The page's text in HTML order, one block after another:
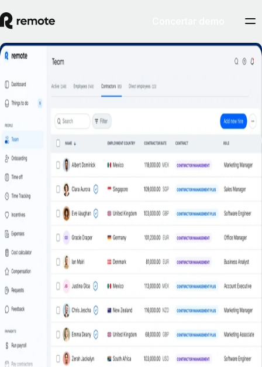
¿Riesgo de clasificación errónea? No con el
Contractor Management Plus de Remote
Contrata a autónomos en más de 200 países y territorios con total
confianza gracias a la protección frente a indemnizaciones por
clasificación errónea.
Concertar demostración
Empezar